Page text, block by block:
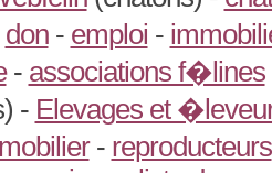
don- emploi -
- associations f�lines
- Elevages et
- reproducteurs